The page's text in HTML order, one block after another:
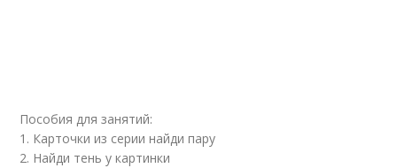
Пособия для занятий:
1. Карточки из серии найди пару
2. Найди тень у картинки